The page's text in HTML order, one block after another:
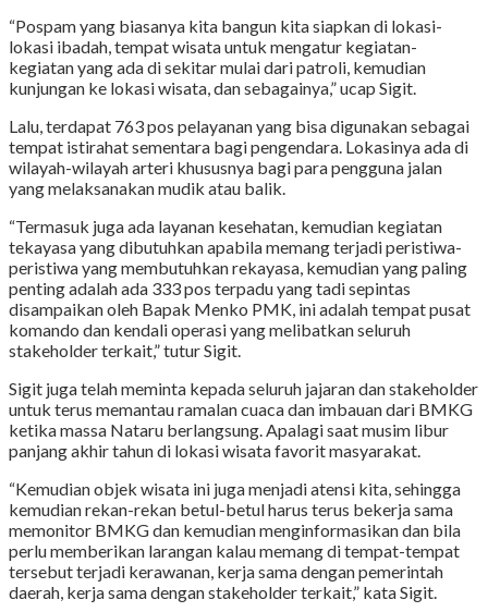
“Pospam yang biasanya kita bangun kita siapkan di lokasi-
lokasi ibadah, tempat wisata untuk mengatur kegiatan-
kegiatan yang ada di sekitar mulai dari patroli, kemudian
kunjungan ke lokasi wisata, dan sebagainya,” ucap Sigit.
Lalu, terdapat 763 pos pelayanan yang bisa digunakan sebagai
tempat istirahat sementara bagi pengendara. Lokasinya ada di
wilayah-wilayah arteri khususnya bagi para pengguna jalan
yang melaksanakan mudik atau balik.
“Termasuk juga ada layanan kesehatan, kemudian kegiatan
tekayasa yang dibutuhkan apabila memang terjadi peristiwa-
peristiwa yang membutuhkan rekayasa, kemudian yang paling
penting adalah ada 333 pos terpadu yang tadi sepintas
disampaikan oleh Bapak Menko PMK, ini adalah tempat pusat
komando dan kendali operasi yang melibatkan seluruh
stakeholder terkait,” tutur Sigit.
Sigit juga telah meminta kepada seluruh jajaran dan stakeholder
untuk terus memantau ramalan cuaca dan imbauan dari BMKG
ketika massa Nataru berlangsung. Apalagi saat musim libur
panjang akhir tahun di lokasi wisata favorit masyarakat.
“Kemudian objek wisata ini juga menjadi atensi kita, sehingga
kemudian rekan-rekan betul-betul harus terus bekerja sama
memonitor BMKG dan kemudian menginformasikan dan bila
perlu memberikan larangan kalau memang di tempat-tempat
tersebut terjadi kerawanan, kerja sama dengan pemerintah
daerah, kerja sama dengan stakeholder terkait,” kata Sigit.